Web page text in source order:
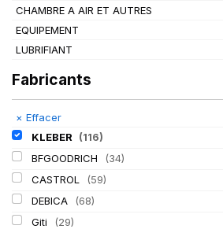
CHAMBRE A AIR ET AUTRES
EQUIPEMENT
LUBRIFIANT
Fabricants
× Effacer
KLEBER
(116)
BFGOODRICH
(34)
CASTROL
(59)
DEBICA
(68)
Giti
(29)